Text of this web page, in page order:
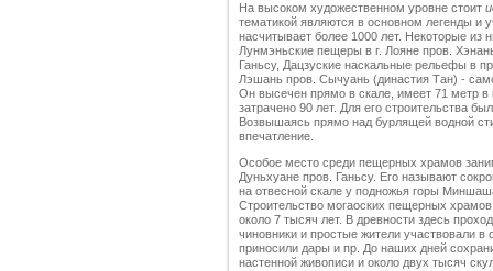
На высоком художественном уровне стоит
тематикой являются в основном легенды
насчитывает более 1000 лет. Некоторые
Лунмэньские пещеры в г. Лояне пров.
Ганьсу, Дацзуские наскальные рельефы в
Лэшань пров. Сычуань (династия Тан) -
Он высечен прямо в скале, имеет 71 метр
затрачено 90 лет. Для его строительства
Возвышаясь прямо над бурлящей водной
впечатление.
Особое место среди пещерных храмов
Дуньхуане пров. Ганьсу. Его называют
на отвесной скале у подножья горы
Строительство могаоских пещерных
около 7 тысяч лет. В древности здесь
чиновники и простые жители участвовали
приносили дары и пр. До наших дней
настенной живописи и около двух тысяч